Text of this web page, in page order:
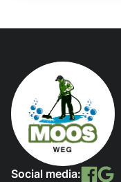
Social media: